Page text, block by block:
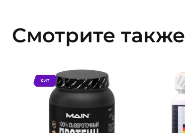
Смотрите также
ХИТ